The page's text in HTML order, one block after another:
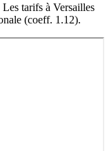
Les tarifs à Versailles
(coeff. 1.12).